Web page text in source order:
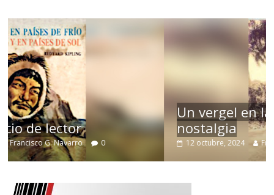
Un vergel en las nieblas de la
nostalgia
12 octubre, 2024 Francisco G. Navarro 0